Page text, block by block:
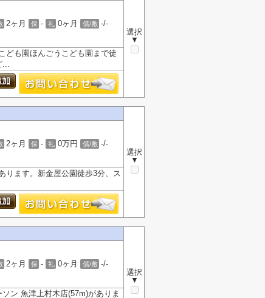
選択
▼
2ヶ月 保 - 礼 0ヶ月 償/敷 -/-
ども園ほんごうこども園まで徒
...
選択
▼
2ヶ月 保 - 礼 0万円 償/敷 -/-
ります。新金屋公園徒歩3分、ス
選択
▼
2ヶ月 保 - 礼 0ヶ月 償/敷 -/-
ン 魚津上村木店(57m)がありま